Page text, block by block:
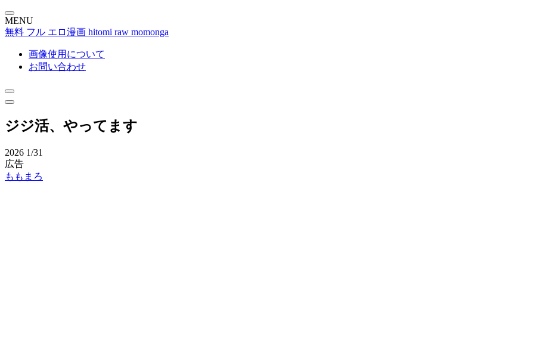
MENU
無料 フル エロ漫画 hitomi raw momonga
画像使用について
お問い合わせ
ジジ活、やってます
2026 1/31
広告
ももまろ